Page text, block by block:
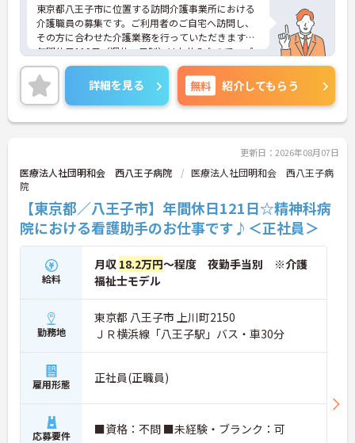
東京都八王子市に位置する訪問介護事業所における
介護職員の募集です。ご利用者のご自宅へ訪問し、
その方に合わせた介護業務を行っていただきます。
年間休日119日（週休二日制）はお休みなので、プ
ライベートとのメリハリのある働き方が可能です。
また、研修制度があり、働きながらスキルアップが
目指せます。
ご興味のある方には、面接対策ポイントなど、さら
に詳細をお話しいたしますのでお気軽にご相談くだ
詳細を見る 無料 紹介してもらう
更新日：2026年08月07日
医療法人社団明和会 西八王子病院
医療法人社団明和会 西八王子病
院
【東京都／八王子市】年間休日121日☆精神科病
院における看護助手のお仕事です♪＜正社員＞
給料
月収 18.2万円～程度 夜勤手当別 ※介護
福祉士モデル
勤務地
東京都 八王子市 上川町2150
ＪＲ横浜線「八王子駅」バス・車30分
雇用形態 正社員(正職員)
応募要件 ■資格：不問 ■未経験・ブランク：可